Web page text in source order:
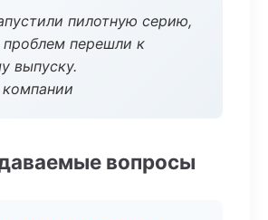
пилотную серию,
проблем перешли к
выпуску.
вопросы